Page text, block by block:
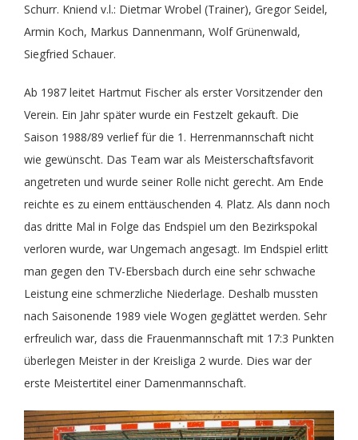
Schurr. Kniend v.l.: Dietmar Wrobel (Trainer), Gregor Seidel,
Armin Koch, Markus Dannenmann, Wolf Grünenwald,
Siegfried Schauer.
Ab 1987 leitet Hartmut Fischer als erster Vorsitzender den
Verein. Ein Jahr später wurde ein Festzelt gekauft. Die
Saison 1988/89 verlief für die 1. Herrenmannschaft nicht
wie gewünscht. Das Team war als Meisterschaftsfavorit
angetreten und wurde seiner Rolle nicht gerecht. Am Ende
reichte es zu einem enttäuschenden 4. Platz. Als dann noch
das dritte Mal in Folge das Endspiel um den Bezirkspokal
verloren wurde, war Ungemach angesagt. Im Endspiel erlitt
man gegen den TV-Ebersbach durch eine sehr schwache
Leistung eine schmerzliche Niederlage. Deshalb mussten
nach Saisonende 1989 viele Wogen geglättet werden. Sehr
erfreulich war, dass die Frauenmannschaft mit 17:3 Punkten
überlegen Meister in der Kreisliga 2 wurde. Dies war der
erste Meistertitel einer Damenmannschaft.